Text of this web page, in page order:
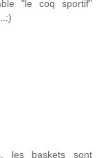
"le coq sportif"
les baskets sont